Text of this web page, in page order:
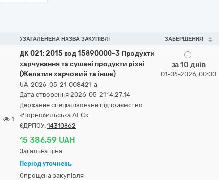
УЗАГАЛЬНЕНА НАЗВА ЗАКУПІВЛІ ЗАВЕРШЕННЯ
1
ДК 021: 2015 код 15890000-3 Продукти
харчування та сушені продукти різні
(Желатин харчовий та інше)
UA-2026-05-21-008421-a
Дата створення 2026-05-21 14:27:14
Державне спеціалізоване підприємство
«Чорнобильська АЕС»
ЄДРПОУ: 14310862
15 386,59 UAH
Загальна ціна
Період уточнень
Спрощена закупівля
за 10 днів
01-06-2026, 00:00